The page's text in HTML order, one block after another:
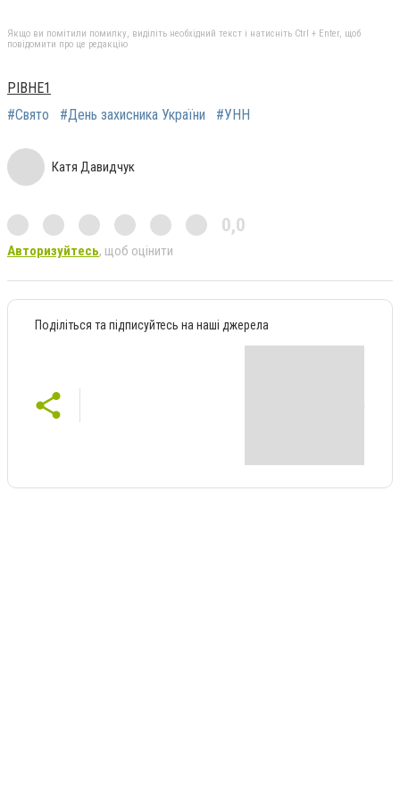
Якщо ви помітили помилку, виділіть необхідний текст і натисніть Ctrl + Enter, щоб
повідомити про це редакцію
РІВНЕ1
#Свято
#День захисника України #УНН
Катя Давидчук
0,0
Авторизуйтесь, щоб оцінити
Поділіться та підписуйтесь на наші джерела